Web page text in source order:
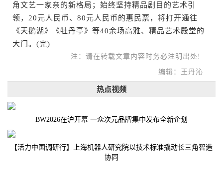
角文艺一家亲的新格局；始终坚持精品剧目的艺术引
领，20元人民币、80元人民币的惠民票，将打开通往
《天鹅湖》《牡丹亭》等40余场高雅、精品艺术殿堂的
大门。(完)
注：请在转载文章内容时务必注明出处!
编辑：王丹沁
热点视频
BW2026在沪开幕 一众次元品牌集中发布全新企划
【活力中国调研行】上海机器人研究院以技术标准撬动长三角智造
协同